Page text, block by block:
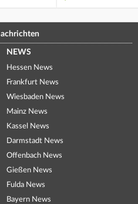
NEWS
Hessen News
Frankfurt News
Wiesbaden News
Mainz News
Kassel News
Darmstadt News
Offenbach News
Gießen News
Fulda News
Bayern News